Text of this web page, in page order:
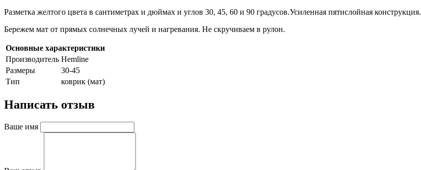
Разметка желтого цвета в сантиметрах и дюймах и углов 30, 45, 60 и 90 градусов.Усиленная пятислойная конструкция.
Бережем мат от прямых солнечных лучей и нагревания. Не скручиваем в рулон.
Основные характеристики
Производитель Hemline
Размеры
30-45
Тип
коврик (мат)
Написать отзыв
Ваше имя